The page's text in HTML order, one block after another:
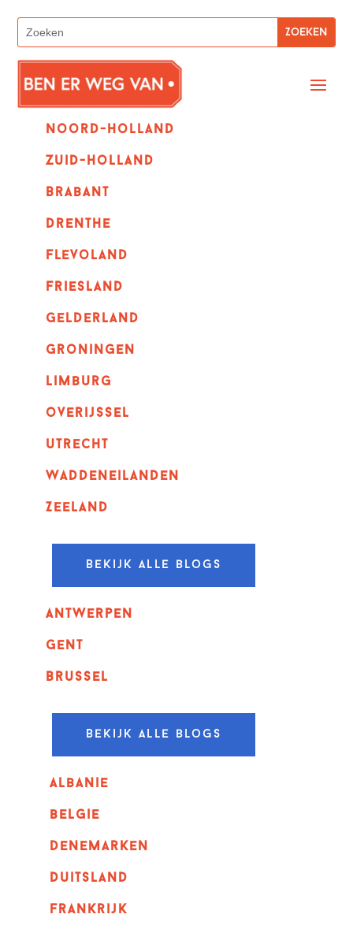
Noord-holland
zuid-holland
Brabant
Drenthe
Flevoland
Friesland
Gelderland
Groningen
Limburg
overijssel
utrecht
Waddeneilanden
Zeeland
Bekijk alle blogs
Antwerpen
GENT
Brussel
Bekijk alle blogs
albanie
belgie
denemarken
duitsland
frankrijk